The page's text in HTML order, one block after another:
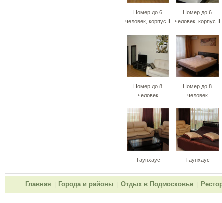
Номер до 6
человек, корпус II
Номер до 6
человек, корпус II
Номер до 8
человек
Номер до 8
человек
Таунхаус Таунхаус
Главная Города и районы Отдых в Подмосковье